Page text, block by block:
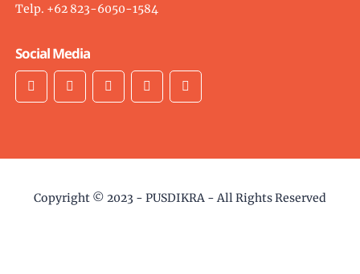
Telp. +62 823-6050-1584
Social Media
Copyright © 2023 - PUSDIKRA - All Rights Reserved